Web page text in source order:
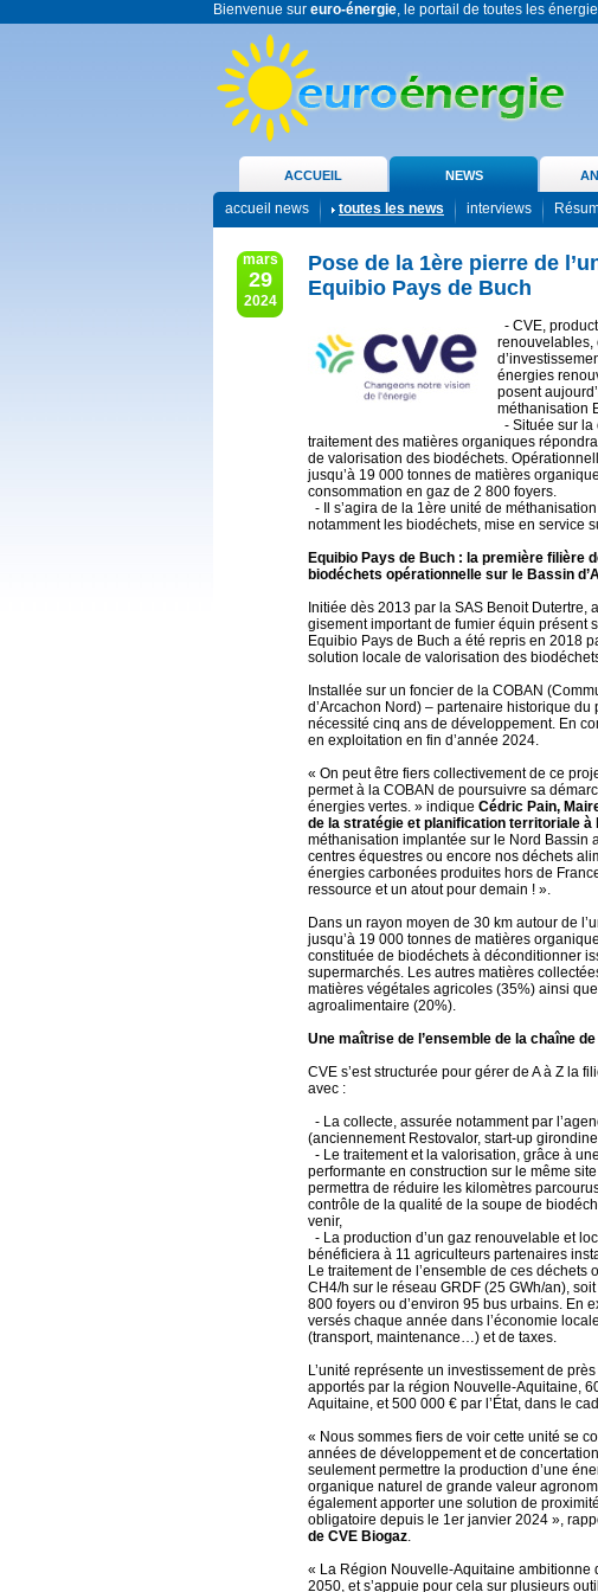
Bienvenue sur euro-énergie, le portail de toutes les
ACCUEIL NEWS
accueil news toutes les news interviews
mars
29
2024
Pose de la 1ère pierre de
Equibio Pays de Buch
- CVE,
renouvelables,
énergies
posent
méthanisation
- Située sur la
traitement des matières organiques
de valorisation des biodéchets.
jusqu’à 19 000 tonnes de matières
consommation en gaz de 2 800 foyers.
- Il s’agira de la 1ère unité de
notamment les biodéchets, mise en service
Equibio Pays de Buch : la première filière
biodéchets opérationnelle sur le Bassin
Initiée dès 2013 par la SAS Benoit Dutertre,
gisement important de fumier équin présent
Equibio Pays de Buch a été repris en 2018
solution locale de valorisation des
Installée sur un foncier de la COBAN
d’Arcachon Nord) – partenaire historique du
nécessité cinq ans de développement. En
en exploitation en fin d’année 2024.
« On peut être fiers collectivement de ce
permet à la COBAN de poursuivre sa
énergies vertes. » indique Cédric Pain,
de la stratégie et planification territoriale à
méthanisation implantée sur le Nord Bassin
centres équestres ou encore nos déchets
énergies carbonées produites hors de
ressource et un atout pour demain ! ».
Dans un rayon moyen de 30 km autour de
jusqu’à 19 000 tonnes de matières
constituée de biodéchets à déconditionner
supermarchés. Les autres matières
matières végétales agricoles (35%) ainsi
agroalimentaire (20%).
Une maîtrise de l’ensemble de la chaîne
CVE s’est structurée pour gérer de A à Z la
avec :
- La collecte, assurée notamment par
(anciennement Restovalor, start-up
- Le traitement et la valorisation, grâce à
performante en construction sur le même
permettra de réduire les kilomètres
contrôle de la qualité de la soupe de
venir,
- La production d’un gaz renouvelable et
bénéficiera à 11 agriculteurs partenaires
Le traitement de l’ensemble de ces déchets
CH4/h sur le réseau GRDF (25 GWh/an),
800 foyers ou d’environ 95 bus urbains. En
versés chaque année dans l’économie
(transport, maintenance…) et de taxes.
L’unité représente un investissement de
apportés par la région Nouvelle-Aquitaine,
Aquitaine, et 500 000 € par l’État, dans le
« Nous sommes fiers de voir cette unité se
années de développement et de
seulement permettre la production d’une
organique naturel de grande valeur
également apporter une solution de
obligatoire depuis le 1er janvier 2024 »,
de CVE Biogaz.
« La Région Nouvelle-Aquitaine ambitionne
2050, et s’appuie pour cela sur plusieurs